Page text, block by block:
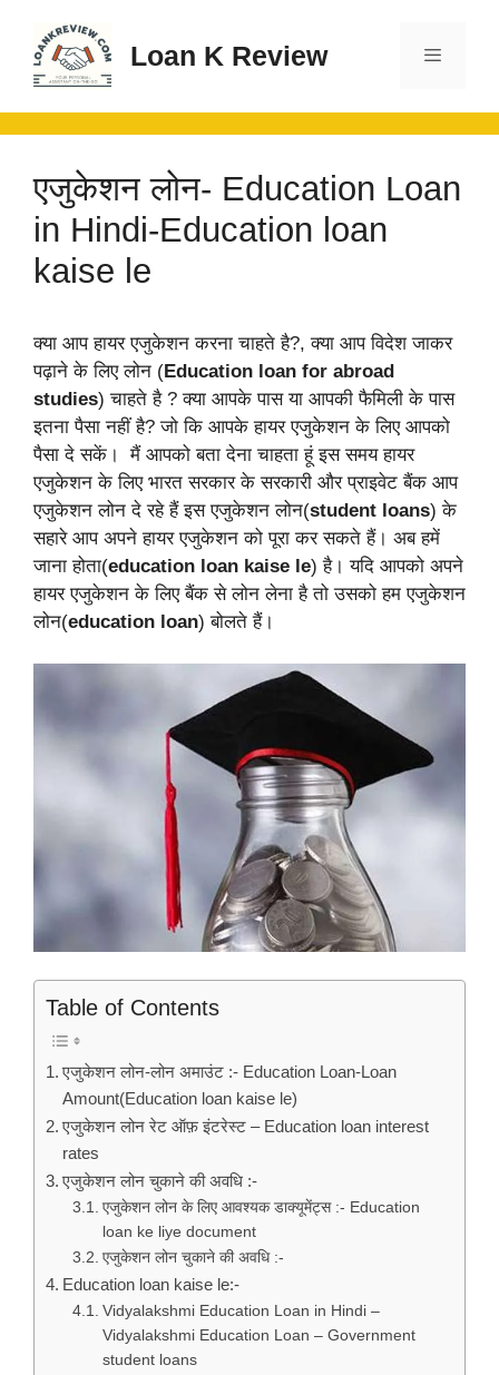
content
Loan K Review
एजुकेशन लोन- Education Loan
in Hindi-Education loan
kaise le
क्या आप हायर एजुकेशन करना चाहते है?, क्या आप विदेश जाकर
पढ़ाने के लिए लोन (Education loan for abroad
studies) चाहते है ? क्या आपके पास या आपकी फैमिली के पास
इतना पैसा नहीं है? जो कि आपके हायर एजुकेशन के लिए आपको
पैसा दे सकें। मैं आपको बता देना चाहता हूं इस समय हायर
एजुकेशन के लिए भारत सरकार के सरकारी और प्राइवेट बैंक आप
एजुकेशन लोन दे रहे हैं इस एजुकेशन लोन(student loans) के
सहारे आप अपने हायर एजुकेशन को पूरा कर सकते हैं। अब हमें
जाना होता(education loan kaise le) है। यदि आपको अपने
हायर एजुकेशन के लिए बैंक से लोन लेना है तो उसको हम एजुकेशन
लोन(education loan) बोलते हैं।
Table of Contents
एजुकेशन लोन-लोन अमाउंट :- Education Loan-Loan
Amount(Education loan kaise le)
एजुकेशन लोन रेट ऑफ़ इंटरेस्ट – Education loan interest
rates
एजुकेशन लोन चुकाने की अवधि :-
एजुकेशन लोन के लिए आवश्यक डाक्यूमेंट्स :- Education
loan ke liye document
एजुकेशन लोन चुकाने की अवधि :-
Education loan kaise le:-
Vidyalakshmi Education Loan in Hindi –
Vidyalakshmi Education Loan – Government
student loans